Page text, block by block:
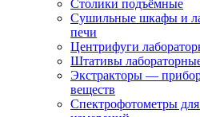
Столики подъёмные
Сушильные шкафы и
печи
Центрифуги
Штативы
Экстракторы —
веществ
Спектрофотометры